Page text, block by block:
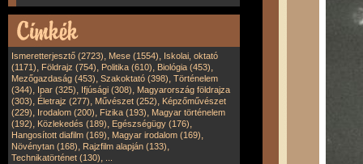
Ismeretterjesztő (2723), Mese (1554), Iskolai, oktató
(1171), Földrajz (754), Politika (610), Biológia (453),
Mezőgazdaság (453), Szakoktató (398), Történelem
(344), Ipar (325), Ifjúsági (308), Magyarország földrajza
(303), Életrajz (277), Művészet (252), Képzőművészet
(229), Irodalom (200), Fizika (193), Magyar történelem
(192), Közlekedés (189), Egészségügy (176),
Hangosított diafilm (169), Magyar irodalom (169),
Növénytan (168), Rajzfilm alapján (133),
Technikatörténet (130),